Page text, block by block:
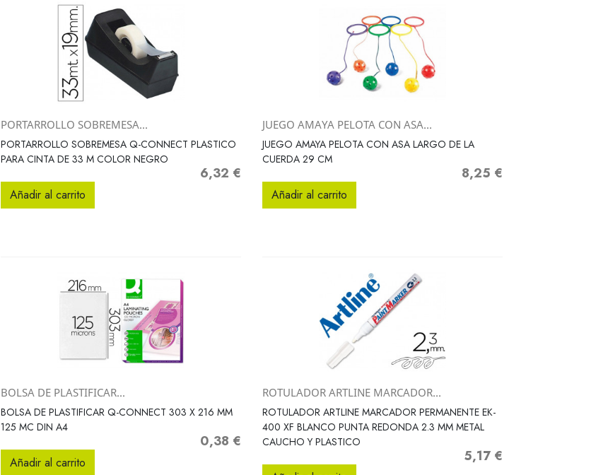
Vista rápida
PORTARROLLO SOBREMESA...
PORTARROLLO SOBREMESA Q-CONNECT PLASTICO
PARA CINTA DE 33 M COLOR NEGRO
Precio
6,32 €
Añadir al carrito
 Vista rápida
JUEGO AMAYA PELOTA CON ASA...
JUEGO AMAYA PELOTA CON ASA LARGO DE LA
CUERDA 29 CM
Precio
8,25 €
Añadir al carrito
Vista rápida
BOLSA DE PLASTIFICAR...
BOLSA DE PLASTIFICAR Q-CONNECT 303 X 216 MM
125 MC DIN A4
Precio
0,38 €
Añadir al carrito
 Vista rápida
ROTULADOR ARTLINE MARCADOR...
ROTULADOR ARTLINE MARCADOR PERMANENTE EK-
400 XF BLANCO PUNTA REDONDA 2.3 MM METAL
CAUCHO Y PLASTICO
Precio
5,17 €